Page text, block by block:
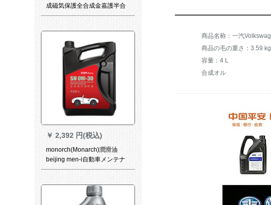
成磁気保護全合成金嘉護半合
成グリスオイ金嘉護半合成10
￥ 2,392 円(税込)
monorch(Monarch)潤滑油
beijing men-i自動車メンテナ
ンス全合成ガソリオン0 W-30
商品の毛の重さ：3.59 kg
容量：4 L
合成オル